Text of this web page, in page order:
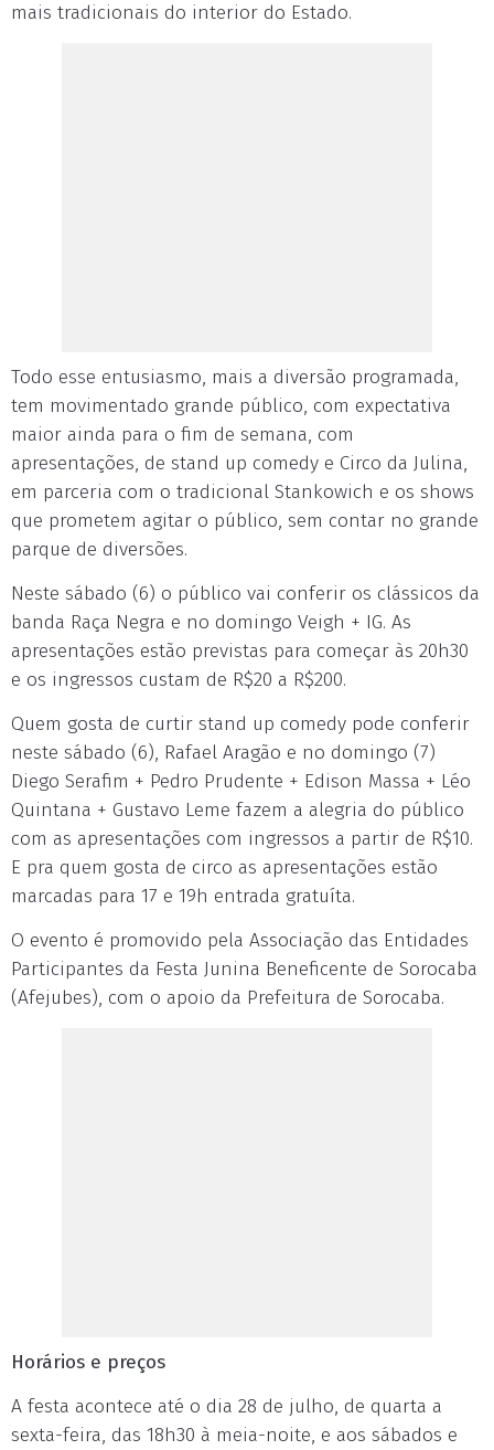
mais tradicionais do interior do Estado.
Todo esse entusiasmo, mais a diversão programada,
tem movimentado grande público, com expectativa
maior ainda para o fim de semana, com
apresentações, de stand up comedy e Circo da Julina,
em parceria com o tradicional Stankowich e os shows
que prometem agitar o público, sem contar no grande
parque de diversões.
Neste sábado (6) o público vai conferir os clássicos da
banda Raça Negra e no domingo Veigh + IG. As
apresentações estão previstas para começar às 20h30
e os ingressos custam de R$20 a R$200.
Quem gosta de curtir stand up comedy pode conferir
neste sábado (6), Rafael Aragão e no domingo (7)
Diego Serafim + Pedro Prudente + Edison Massa + Léo
Quintana + Gustavo Leme fazem a alegria do público
com as apresentações com ingressos a partir de R$10.
E pra quem gosta de circo as apresentações estão
marcadas para 17 e 19h entrada gratuíta.
O evento é promovido pela Associação das Entidades
Participantes da Festa Junina Beneficente de Sorocaba
(Afejubes), com o apoio da Prefeitura de Sorocaba.
Horários e preços
A festa acontece até o dia 28 de julho, de quarta a
sexta-feira, das 18h30 à meia-noite, e aos sábados e